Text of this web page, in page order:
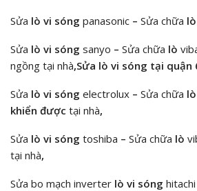
Sửa lò vi sóng panasonic – Sửa chữa lò
Sửa lò vi sóng sanyo – Sửa chữa lò
ngồng tại nhà,Sửa lò vi sóng tại quận
Sửa lò vi sóng electrolux – Sửa chữa lò
khiển được tại nhà,
Sửa lò vi sóng toshiba – Sửa chữa lò
tại nhà,
Sửa bo mạch inverter lò vi sóng hitachi